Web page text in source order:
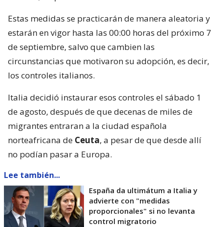
Estas medidas se practicarán de manera aleatoria y
estarán en vigor hasta las 00:00 horas del próximo 7
de septiembre, salvo que cambien las
circunstancias que motivaron su adopción, es decir,
los controles italianos.
Italia decidió instaurar esos controles el sábado 1
de agosto, después de que decenas de miles de
migrantes entraran a la ciudad española
norteafricana de Ceuta, a pesar de que desde allí
no podían pasar a Europa.
Lee también...
España da ultimátum a Italia y
advierte con "medidas
proporcionales" si no levanta
control migratorio